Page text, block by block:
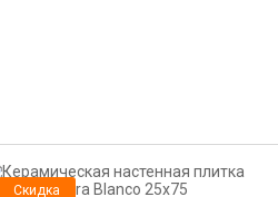
Скидка